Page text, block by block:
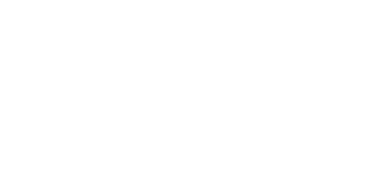
مهارت دارند. با ارزوی موفقیت برای خانم دکتر
و خوش برخورد هستند و صبورانه گوش میکنند به حرف هایم پیگیریشون عالیه.